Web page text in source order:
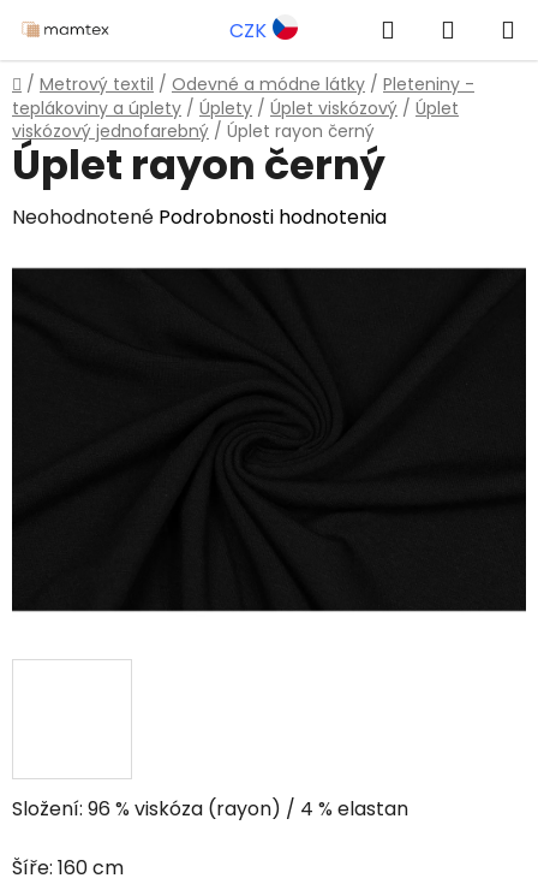
na
obsah
CZK Hľadať
KOŠÍK
Domov
/ Metrový textil / Odevné a módne látky / Pleteniny -
teplákoviny a úplety / Úplety / Úplet viskózový / Úplet
viskózový jednofarebný / Úplet rayon černý
Složení: 96 % viskóza (rayon) / 4 % elastan
Šíře: 160 cm
Úplet rayon černý
Priemerné
Neohodnotené Podrobnosti hodnotenia